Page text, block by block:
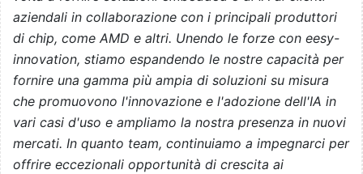
aziendali in collaborazione con i principali produttori
di chip, come AMD e altri. Unendo le forze con eesy-
innovation, stiamo espandendo le nostre capacità per
fornire una gamma più ampia di soluzioni su misura
che promuovono l'innovazione e l'adozione dell'IA in
vari casi d'uso e ampliamo la nostra presenza in nuovi
mercati. In quanto team, continuiamo a impegnarci per
offrire eccezionali opportunità di crescita ai